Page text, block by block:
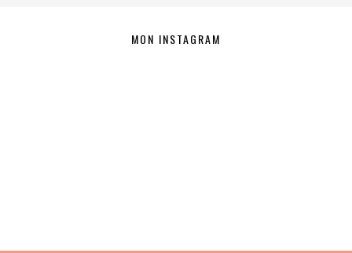
MON INSTAGRAM